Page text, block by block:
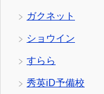
ガクネット
ショウイン
すらら
秀英iD予備校